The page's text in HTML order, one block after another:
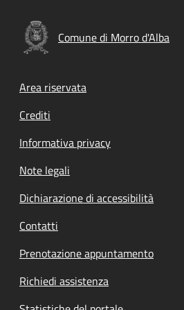
Comune di Morro d'Alba
Footer menu
Area riservata
Crediti
Informativa privacy
Note legali
Dichiarazione di accessibilità
Contatti
Prenotazione appuntamento
Richiedi assistenza